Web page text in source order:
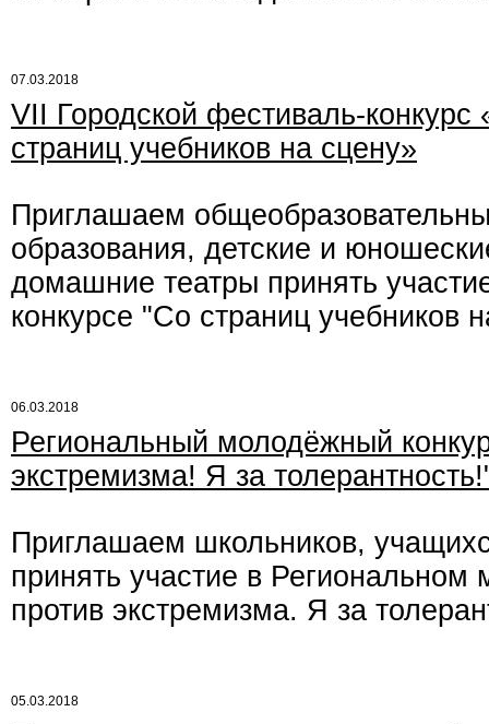
07.03.2018
VII Городской фестиваль-конкурс
страниц учебников на сцену»
Приглашаем
образования, детские и
домашние театры принять
конкурсе "Со страниц учебников
06.03.2018
Региональный молодёжный
экстремизма! Я за
Приглашаем школьников,
принять участие в
против экстремизма. Я за
05.03.2018